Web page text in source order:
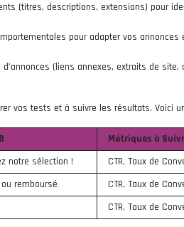
(titres, descriptions, extensions) pour
pour adapter vos
(liens annexes, extraits de site,
vos tests et à suivre les résultats. Voici
Métriques à
notre sélection ! CTR, Taux de
remboursé CTR, Taux de
CTR, Taux de